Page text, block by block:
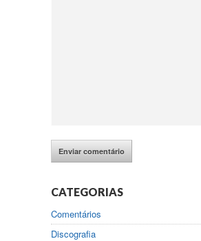
CATEGORIAS
Comentários
Discografia